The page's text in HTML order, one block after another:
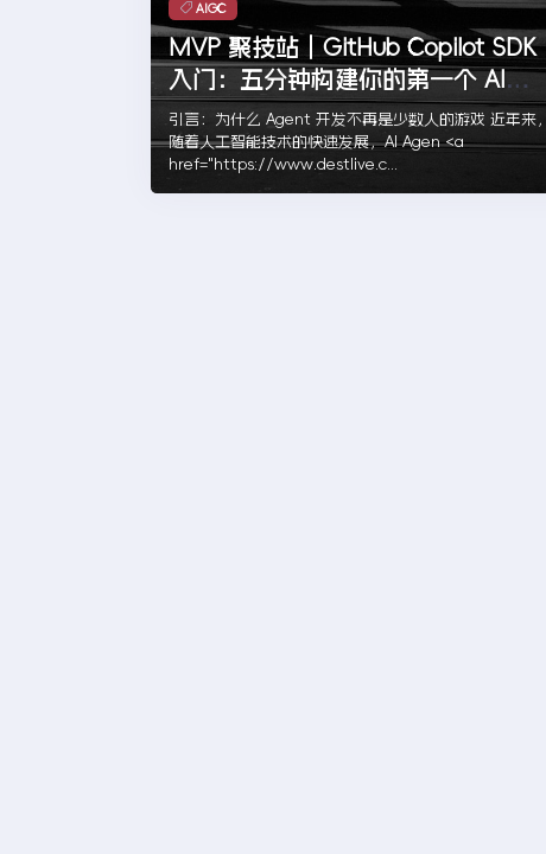
AIGC
MVP 聚技站｜GitHub Copilot SDK
入门：五分钟构建你的第一个 AI
Agent
引言：为什么 Agent 开发不再是少数人的游戏 近年来，
随着人工智能技术的快速发展，AI Agen <a
href="https://www.destlive.c...